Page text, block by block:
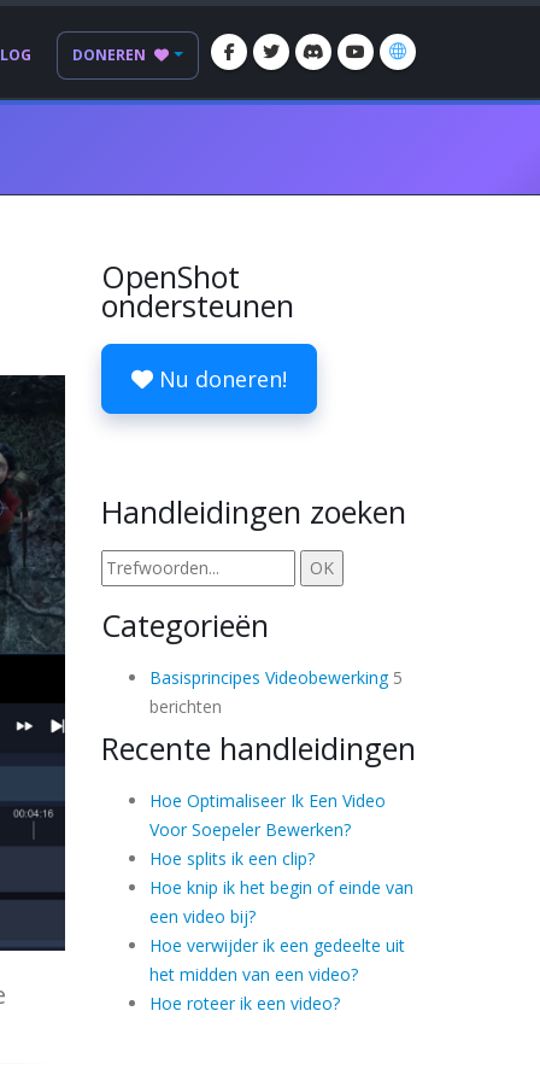
DONEREN
OpenShot
ondersteunen
Nu doneren!
Handleidingen zoeken
Categorieën
Basisprincipes Videobewerking5
berichten
Recente handleidingen
Hoe Optimaliseer Ik Een Video
Voor Soepeler Bewerken?
Hoe splits ik een clip?
Hoe knip ik het begin of einde van
een video bij?
Hoe verwijder ik een gedeelte uit
het midden van een video?
Hoe roteer ik een video?